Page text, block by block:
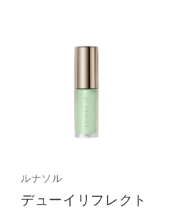
ルナソル
デューイリフレクト